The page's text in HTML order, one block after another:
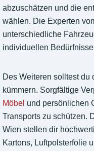
abzuschätzen und die
wählen. Die Experten
unterschiedliche
individuellen
Des Weiteren solltest du
kümmern. Sorgfältige
Möbel und persönlichen
Transports zu schützen.
Wien stellen dir
Kartons, Luftpolsterfolie